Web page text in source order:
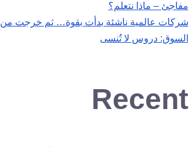
مفاجئ – ماذا نتعلم؟
شركات عالمية ناشئة بدأت بقوة… ثم خرجت من
السوق: دروس لا تُنسى
Recent